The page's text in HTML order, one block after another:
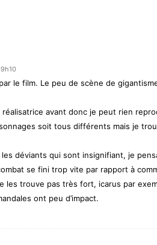
le film. Le peu de scène de
réalisatrice avant donc je peut rien
soit tous différents mais je
déviants qui sont insignifiant, je
se fini trop vite par rapport à
les trouve pas très fort, icarus par
ont peu d’impact.